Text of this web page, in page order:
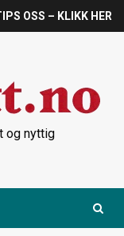
OSS – KLIKK HER
og nyttig